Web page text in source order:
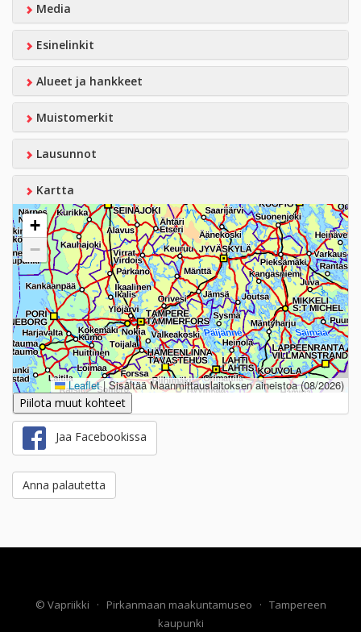
Media
Esinelinkit
Alueet ja hankkeet
Muistomerkit
Lausunnot
Kartta
+
−
Leaflet |Sisältää Maanmittauslaitoksen aineistoa (08/2026)
Piilota muut kohteet
Jaa Facebookissa
Anna palautetta
© Vapriikki · Pirkanmaan maakuntamuseo · Tampereen
kaupunki